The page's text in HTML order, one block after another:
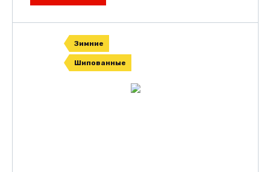
Зимние
Шипованные